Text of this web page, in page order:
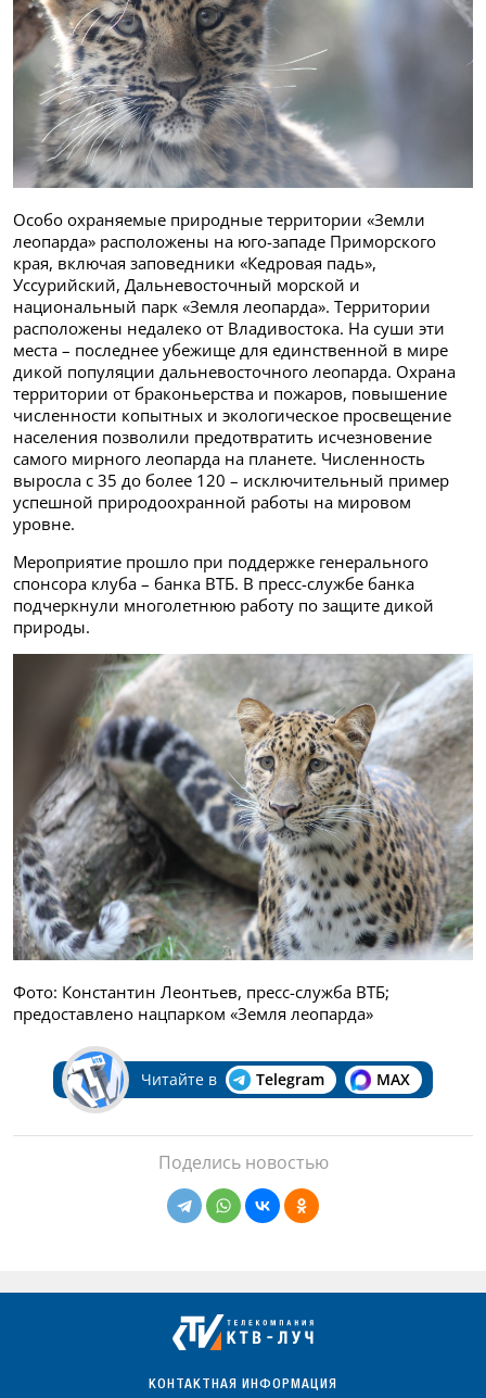
Особо охраняемые природные территории «Земли
леопарда» расположены на юго-западе Приморского
края, включая заповедники «Кедровая падь»,
Уссурийский, Дальневосточный морской и
национальный парк «Земля леопарда». Территории
расположены недалеко от Владивостока. На суши эти
места – последнее убежище для единственной в мире
дикой популяции дальневосточного леопарда. Охрана
территории от браконьерства и пожаров, повышение
численности копытных и экологическое просвещение
населения позволили предотвратить исчезновение
самого мирного леопарда на планете. Численность
выросла с 35 до более 120 – исключительный пример
успешной природоохранной работы на мировом
уровне.
Мероприятие прошло при поддержке генерального
спонсора клуба – банка ВТБ. В пресс-службе банка
подчеркнули многолетнюю работу по защите дикой
природы.
Фото: Константин Леонтьев, пресс-служба ВТБ;
предоставлено нацпарком «Земля леопарда»
Читайте в Telegram MAX
Поделись новостью
КОНТАКТНАЯ ИНФОРМАЦИЯ